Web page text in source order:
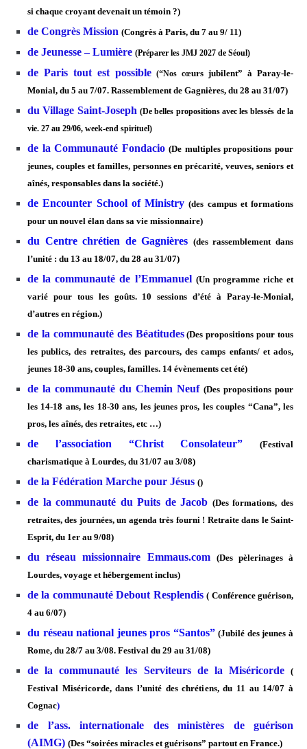
si chaque croyant devenait un témoin ?)
de Congrès Mission (Congrès à Paris, du 7 au 9/ 11)
de Jeunesse – Lumière (Préparer les JMJ 2027 de Séoul)
de Paris tout est possible (“Nos cœurs jubilent” à Paray-le-
Monial, du 5 au 7/07. Rassemblement de Gagnières, du 28 au 31/07)
du Village Saint-Joseph (De belles propositions avec les blessés de la
vie. 27 au 29/06, week-end spirituel)
de la Communauté Fondacio (De multiples propositions pour
jeunes, couples et familles, personnes en précarité, veuves, seniors et
aînés, responsables dans la société.)
de Encounter School of Ministry (des campus et formations
pour un nouvel élan dans sa vie missionnaire)
du Centre chrétien de Gagnières (des rassemblement dans
l’unité : du 13 au 18/07, du 28 au 31/07)
de la communauté de l’Emmanuel (Un programme riche et
varié pour tous les goûts. 10 sessions d’été à Paray-le-Monial,
d’autres en région.)
de la communauté des Béatitudes(Des propositions pour tous
les publics, des retraites, des parcours, des camps enfants/ et ados,
jeunes 18-30 ans, couples, familles. 14 évènements cet été)
de la communauté du Chemin Neuf (Des propositions pour
les 14-18 ans, les 18-30 ans, les jeunes pros, les couples “Cana”, les
pros, les aînés, des retraites, etc …)
de l’association “Christ Consolateur”
(Festival
charismatique à Lourdes, du 31/07 au 3/08)
de la Fédération Marche pour Jésus ()
de la communauté du Puits de Jacob (Des formations, des
retraites, des journées, un agenda très fourni ! Retraite dans le Saint-
Esprit, du 1er au 9/08)
du réseau missionnaire Emmaus.com
(Des pèlerinages à
Lourdes, voyage et hébergement inclus)
de la communauté Debout Resplendis ( Conférence guérison,
4 au 6/07)
du réseau national jeunes pros “Santos”(Jubilé des jeunes à
Rome, du 28/7 au 3/08. Festival du 29 au 31/08)
de la communauté les Serviteurs de la Miséricorde
(
Festival Miséricorde, dans l’unité des chrétiens, du 11 au 14/07 à
Cognac)
de l’ass. internationale des ministères de guérison
(AIMG) (Des “soirées miracles et guérisons” partout en France.)